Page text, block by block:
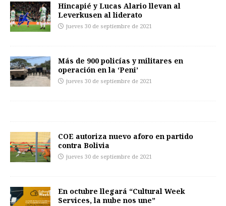
Hincapié y Lucas Alario llevan al
Leverkusen al liderato
jueves 30 de septiembre de 2021
Más de 900 policías y militares en
operación en la ‘Peni’
jueves 30 de septiembre de 2021
COE autoriza nuevo aforo en partido
contra Bolivia
jueves 30 de septiembre de 2021
En octubre llegará “Cultural Week
Services, la nube nos une”